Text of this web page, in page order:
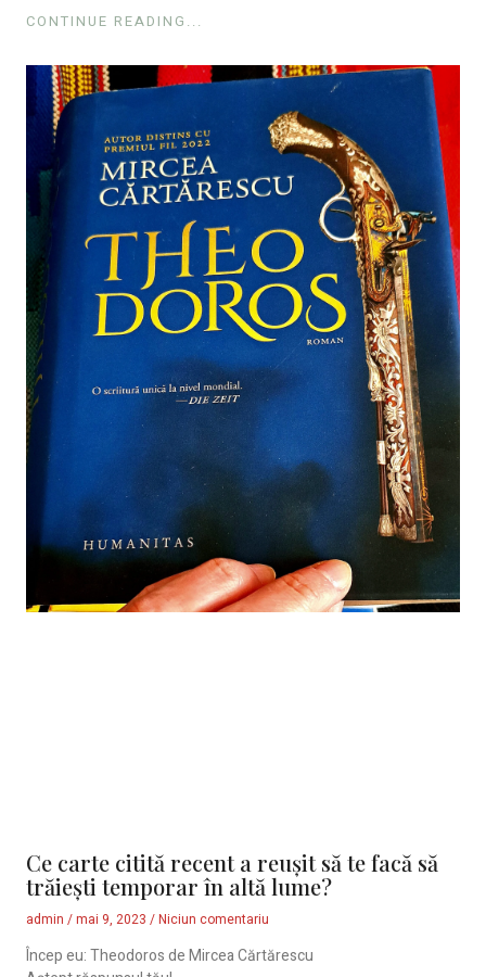
CONTINUE READING...
Ce carte citită recent a reușit să te facă să
trăiești temporar în altă lume?
admin mai 9, 2023 Niciun comentariu
Încep eu: Theodoros de Mircea Cărtărescu